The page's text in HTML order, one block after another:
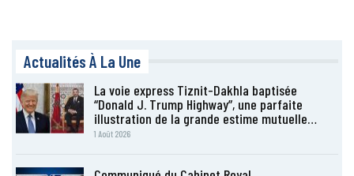
Actualités À La Une
La voie express Tiznit-Dakhla baptisée
“Donald J. Trump Highway”, une parfaite
illustration de la grande estime mutuelle…
1 Août 2026